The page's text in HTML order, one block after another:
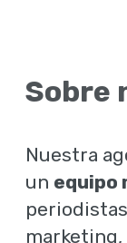
Sobre
Nuestra
un equipo